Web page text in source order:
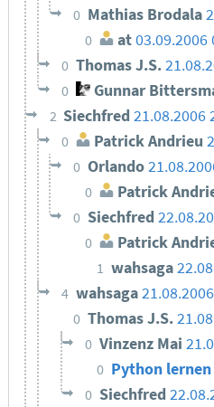
0 Mathias Brodala
0 at03.09.2006
0 Thomas J.S.
0 Gunnar
2 Siechfred21.08.2006
0 Patrick Andrieu
0 Orlando
0 Patrick
0 Siechfred
0 Patrick
1 wahsaga
4 wahsaga
0 Thomas J.S.
0 Vinzenz Mai
0 Python lernen
0 Siechfred